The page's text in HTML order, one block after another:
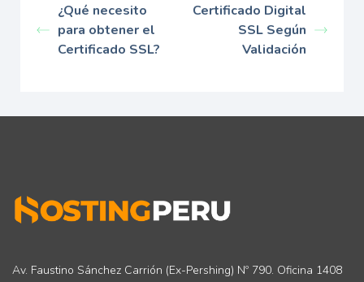
¿Qué necesito
para obtener el
Certificado SSL?
Certificado Digital
SSL Según
Validación
Av. Faustino Sánchez Carrión (Ex-Pershing) Nº 790. Oficina 1408